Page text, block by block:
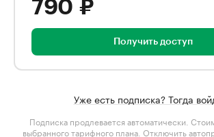
790 ₽
Получить доступ
Уже есть подписка? Тогда
Подписка продлевается автоматически.
выбранного тарифного плана . Отключить